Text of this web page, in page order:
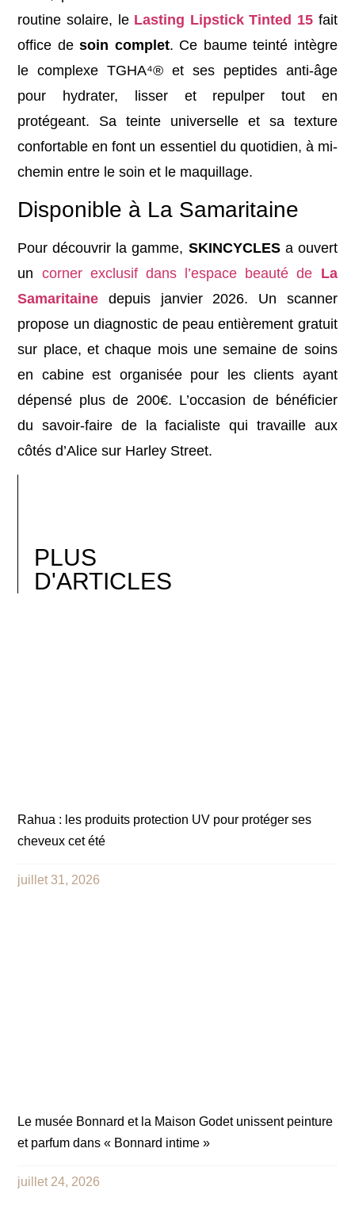
routine solaire, le Lasting Lipstick Tinted 15 fait
office desoin complet. Ce baume teinté intègre
le complexe TGHA⁴® et ses peptides anti-âge
pour hydrater, lisser et repulper tout en
protégeant. Sa teinte universelle et sa texture
confortable en font un essentiel du quotidien, à mi-
chemin entre le soin et le maquillage.
Disponible à La Samaritaine
Pour découvrir la gamme, SKINCYCLESa ouvert
un corner exclusif dans l’espace beauté de La
Samaritaine depuis janvier 2026. Un scanner
propose un diagnostic de peau entièrement gratuit
sur place, et chaque mois une semaine de soins
en cabine est organisée pour les clients ayant
dépensé plus de 200€. L’occasion de bénéficier
du savoir-faire de la facialiste qui travaille aux
côtés d’Alice sur Harley Street.
PLUS
D'ARTICLES
Rahua : les produits protection UV pour protéger ses
cheveux cet été
juillet 31, 2026
Le musée Bonnard et la Maison Godet unissent peinture
et parfum dans « Bonnard intime »
juillet 24, 2026